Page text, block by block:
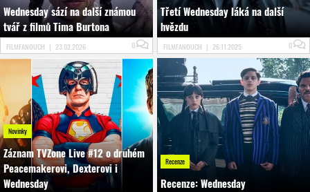
Wednesday sází na další známou
tvář z filmů Tima Burtona
FILMFANOUCH | 23.02.2026 0
Třetí Wednesday láká na další
hvězdu
FILMFANOUCH | 26.11.2025 0
Novinky
Záznam TVZone Live #12 o druhém
Peacemakerovi, Dexterovi i
Wednesday
Recenze
Recenze: Wednesday